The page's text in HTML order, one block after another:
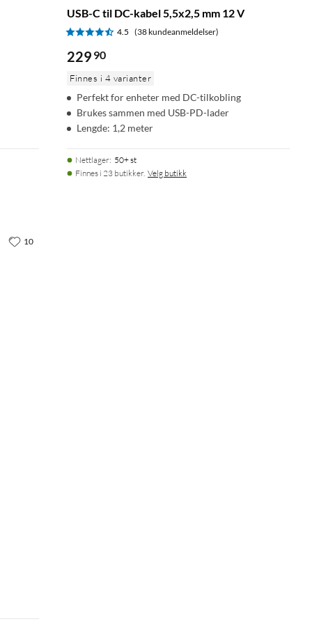
USB-C til DC-kabel 5,5x2,5 mm 12 V
4.5 (38 kundeanmeldelser)
229 90
Finnes i 4 varianter
Perfekt for enheter med DC-tilkobling
Brukes sammen med USB-PD-lader
Lengde: 1,2 meter
Nettlager: 50+ st
Finnes i 23 butikker. Velg butikk
10